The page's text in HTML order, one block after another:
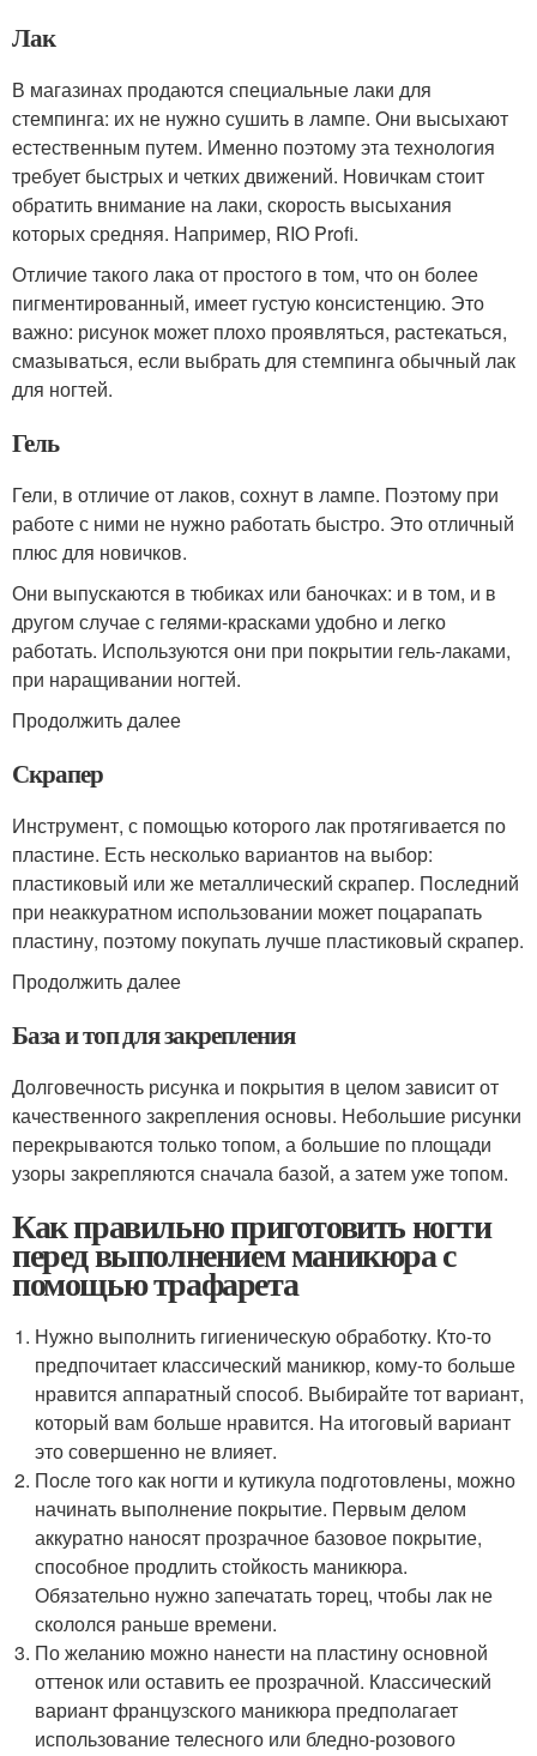
Лак
В магазинах продаются специальные лаки для
стемпинга: их не нужно сушить в лампе. Они высыхают
естественным путем. Именно поэтому эта технология
требует быстрых и четких движений. Новичкам стоит
обратить внимание на лаки, скорость высыхания
которых средняя. Например, RIO Profi.
Отличие такого лака от простого в том, что он более
пигментированный, имеет густую консистенцию. Это
важно: рисунок может плохо проявляться, растекаться,
смазываться, если выбрать для стемпинга обычный лак
для ногтей.
Гель
Гели, в отличие от лаков, сохнут в лампе. Поэтому при
работе с ними не нужно работать быстро. Это отличный
плюс для новичков.
Они выпускаются в тюбиках или баночках: и в том, и в
другом случае с гелями-красками удобно и легко
работать. Используются они при покрытии гель-лаками,
при наращивании ногтей.
Продолжить далее
Скрапер
Инструмент, с помощью которого лак протягивается по
пластине. Есть несколько вариантов на выбор:
пластиковый или же металлический скрапер. Последний
при неаккуратном использовании может поцарапать
пластину, поэтому покупать лучше пластиковый скрапер.
Продолжить далее
База и топ для закрепления
Долговечность рисунка и покрытия в целом зависит от
качественного закрепления основы. Небольшие рисунки
перекрываются только топом, а большие по площади
узоры закрепляются сначала базой, а затем уже топом.
Как правильно приготовить ногти
перед выполнением маникюра с
помощью трафарета
Нужно выполнить гигиеническую обработку. Кто-то
предпочитает классический маникюр, кому-то больше
нравится аппаратный способ. Выбирайте тот вариант,
который вам больше нравится. На итоговый вариант
это совершенно не влияет.
После того как ногти и кутикула подготовлены, можно
начинать выполнение покрытие. Первым делом
аккуратно наносят прозрачное базовое покрытие,
способное продлить стойкость маникюра.
Обязательно нужно запечатать торец, чтобы лак не
скололся раньше времени.
По желанию можно нанести на пластину основной
оттенок или оставить ее прозрачной. Классический
вариант французского маникюра предполагает
использование телесного или бледно-розового